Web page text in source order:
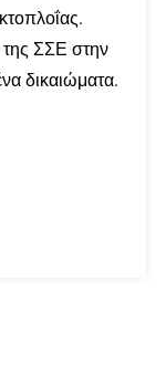
ΣΣΕ στην
δικαιώματα.